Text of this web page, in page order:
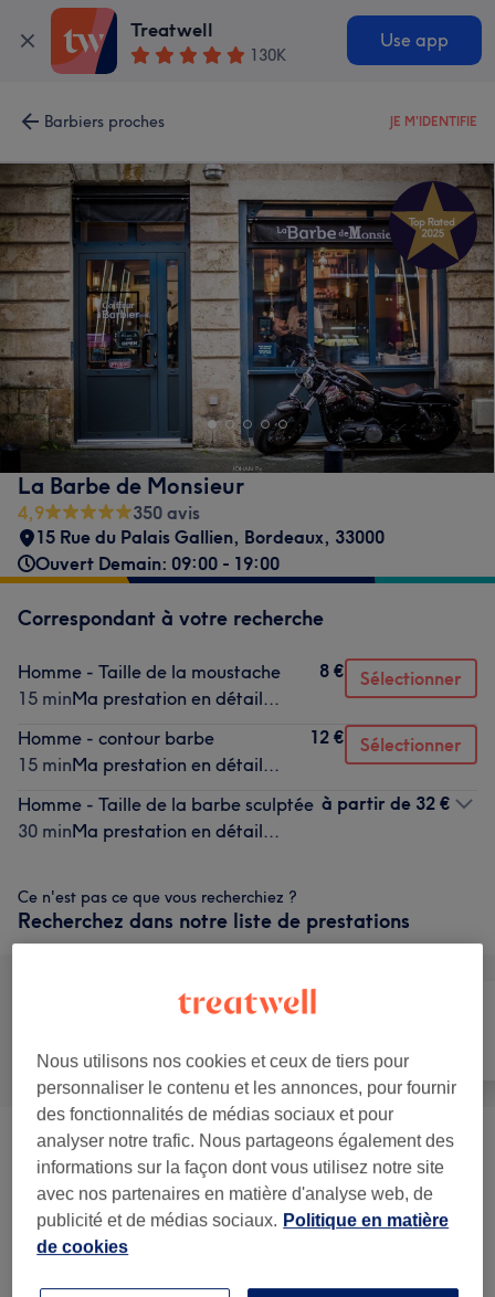
Treatwell
130K
Use app
Barbiers proches JE M'IDENTIFIE
La Barbe de Monsieur
4,9
350 avis
15 Rue du Palais Gallien, Bordeaux, 33000
Ouvert Demain: 09:00 - 19:00
Correspondant à votre recherche
Homme - Taille de la moustache
15 minMa prestation en détail...
8 € Sélectionner
Homme - contour barbe
15 minMa prestation en détail...
12 € Sélectionner
Homme - Taille de la barbe sculptée
30 minMa prestation en détail...
à partir de 32 €
Ce n'est pas ce que vous recherchiez ?
Recherchez dans notre liste de prestations
Homme - Coupe De Cheveux Et
Barbier (7)
à partir de 8 €
Nous utilisons nos cookies et ceux de tiers pour
personnaliser le contenu et les annonces, pour fournir
des fonctionnalités de médias sociaux et pour
analyser notre trafic. Nous partageons également des
informations sur la façon dont vous utilisez notre site
avec nos partenaires en matière d'analyse web, de
publicité et de médias sociaux. Politique en matière
de cookies